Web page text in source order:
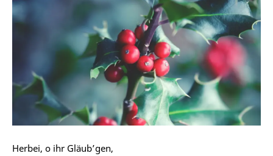
Herbei, o ihr Gläub’gen,